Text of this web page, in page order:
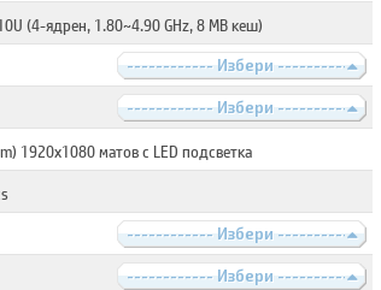
(4-ядрен, 1.80~4.90 GHz, 8 MB кеш)
------------ Избери -----------
------------ Избери -----------
1920x1080 матов с LED подсветка
------------ Избери -----------
------------ Избери -----------